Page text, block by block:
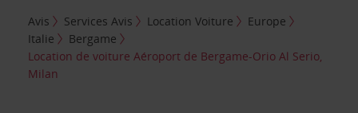
Avis Services Avis Location Voiture
Europe
Italie
Bergame
Location de voiture Aéroport de Bergame-Orio Al Serio,
Milan